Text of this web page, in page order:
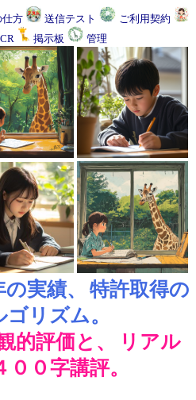
仕方 送信テスト
ご利用契約
掲示板 管理
実績、
特許取得の
リズム。
的評価と、
リアル
０字講評。